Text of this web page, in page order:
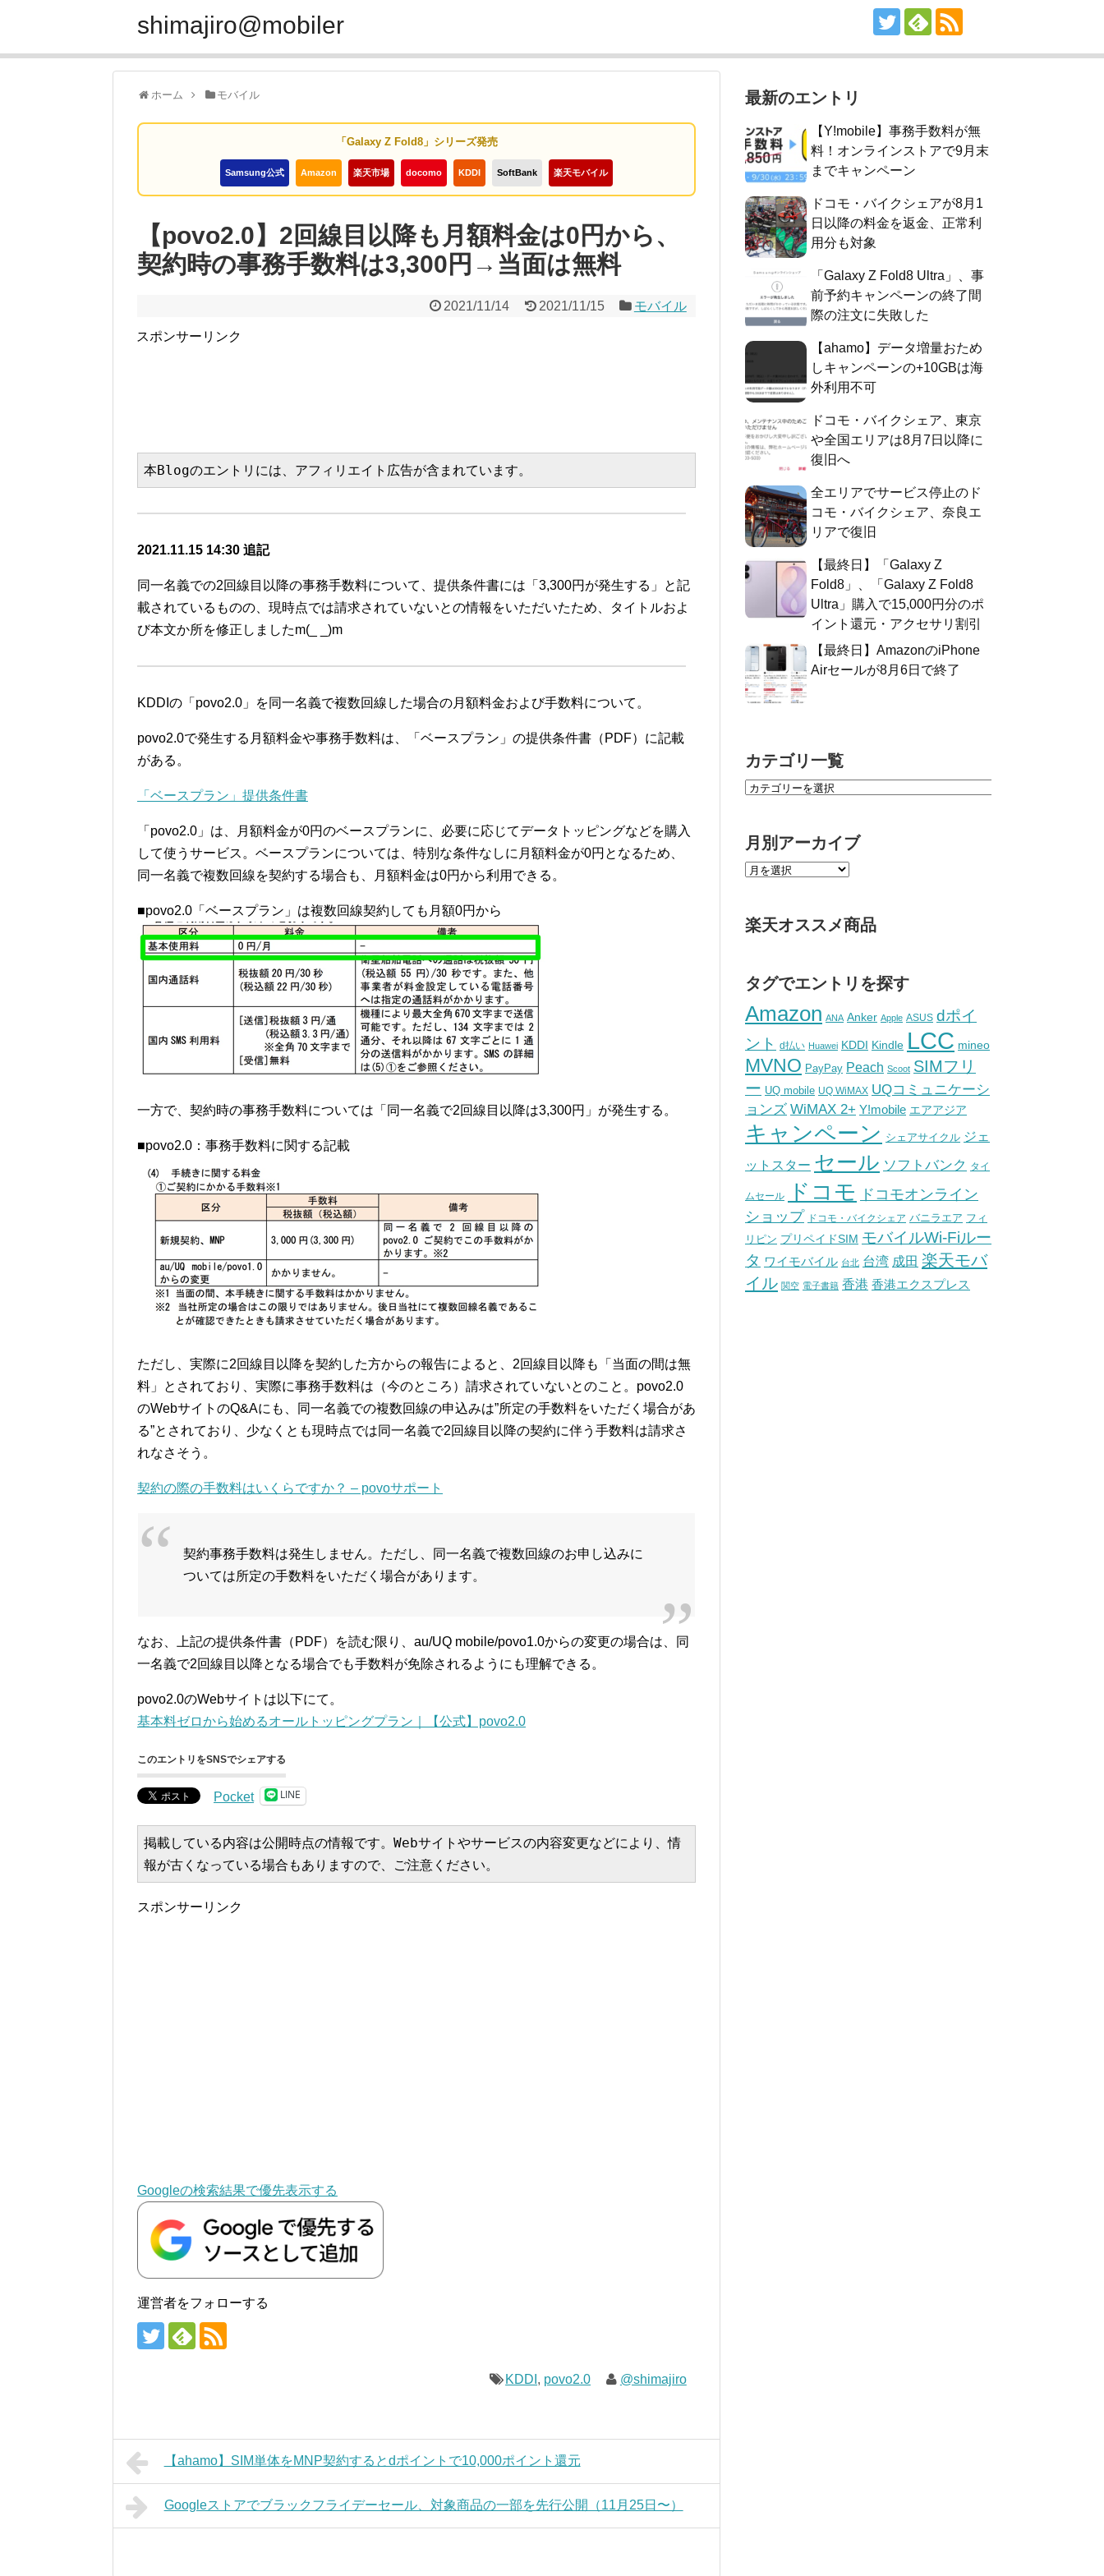
shimajiro@mobiler
ホーム モバイル
「Galaxy Z Fold8」シリーズ発売
Samsung公式 Amazon 楽天市場 docomo KDDI SoftBank 楽天モバイル
【povo2.0】2回線目以降も月額料金は0円から、
契約時の事務手数料は3,300円→当面は無料
2021/11/14 2021/11/15 モバイル
スポンサーリンク
本Blogのエントリには、アフィリエイト広告が含まれています。
2021.11.15 14:30 追記
同一名義での2回線目以降の事務手数料について、提供条件書には「3,300円が発生する」と記
載されているものの、現時点では請求されていないとの情報をいただいたため、タイトルおよ
び本文か所を修正しましたm(_ _)m
KDDIの「povo2.0」を同一名義で複数回線した場合の月額料金および手数料について。
povo2.0で発生する月額料金や事務手数料は、「ベースプラン」の提供条件書（PDF）に記載
がある。
「ベースプラン」提供条件書
「povo2.0」は、月額料金が0円のベースプランに、必要に応じてデータトッピングなどを購入
して使うサービス。ベースプランについては、特別な条件なしに月額料金が0円となるため、
同一名義で複数回線を契約する場合も、月額料金は0円から利用できる。
■povo2.0「ベースプラン」は複数回線契約しても月額0円から
一方で、契約時の事務手数料については「同一名義で2回線目以降は3,300円」が発生する。
■povo2.0：事務手数料に関する記載
ただし、実際に2回線目以降を契約した方からの報告によると、2回線目以降も「当面の間は無
料」とされており、実際に事務手数料は（今のところ）請求されていないとのこと。povo2.0
のWebサイトのQ&Aにも、同一名義での複数回線の申込みは”所定の手数料をいただく場合があ
る”とされており、少なくとも現時点では同一名義で2回線目以降の契約に伴う手数料は請求さ
れなさそう。
契約の際の手数料はいくらですか？ – povoサポート
契約事務手数料は発生しません。ただし、同一名義で複数回線のお申し込みに
ついては所定の手数料をいただく場合があります。
なお、上記の提供条件書（PDF）を読む限り、au/UQ mobile/povo1.0からの変更の場合は、同
一名義で2回線目以降となる場合でも手数料が免除されるようにも理解できる。
povo2.0のWebサイトは以下にて。
基本料ゼロから始めるオールトッピングプラン｜【公式】povo2.0
このエントリをSNSでシェアする
Pocket LINE
掲載している内容は公開時点の情報です。Webサイトやサービスの内容変更などにより、情
報が古くなっている場合もありますので、ご注意ください。
スポンサーリンク
Googleの検索結果で優先表示する
運営者をフォローする
KDDI , povo2.0 @shimajiro
【ahamo】SIM単体をMNP契約するとdポイントで10,000ポイント還元
Googleストアでブラックフライデーセール、対象商品の一部を先行公開（11月25日〜）
最新のエントリ
【Y!mobile】事務手数料が無
料！オンラインストアで9月末
までキャンペーン
ドコモ・バイクシェアが8月1
日以降の料金を返金、正常利
用分も対象
「Galaxy Z Fold8 Ultra」、事
前予約キャンペーンの終了間
際の注文に失敗した
【ahamo】データ増量おため
しキャンペーンの+10GBは海
外利用不可
ドコモ・バイクシェア、東京
や全国エリアは8月7日以降に
復旧へ
全エリアでサービス停止のド
コモ・バイクシェア、奈良エ
リアで復旧
【最終日】「Galaxy Z
Fold8」、「Galaxy Z Fold8
Ultra」購入で15,000円分のポ
イント還元・アクセサリ割引
【最終日】AmazonのiPhone
Airセールが8月6日で終了
カテゴリ一覧
月別アーカイブ
楽天オススメ商品
タグでエントリを探す
Amazon ANA Anker Apple ASUS dポイ
ント
d払い Huawei KDDI Kindle LCC mineo
MVNO PayPay Peach Scoot SIMフリ
ー UQ mobile UQ WiMAX UQコミュニケーシ
ョンズ WiMAX 2+ Y!mobile エアアジア
キャンペーン シェアサイクル ジェ
ットスター セール ソフトバンク タイ
ムセール ドコモ
ドコモオンライン
ショップ ドコモ・バイクシェア バニラエア フィ
リピン プリペイドSIM モバイルWi-Fiルー
タ ワイモバイル 台北 台湾 成田 楽天モバ
イル 関空 電子書籍 香港 香港エクスプレス